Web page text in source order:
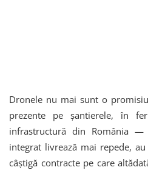
Dronele nu mai sunt o
prezente pe șantierele, în
infrastructură din România
integrat livrează mai repede,
câștigă contracte pe care